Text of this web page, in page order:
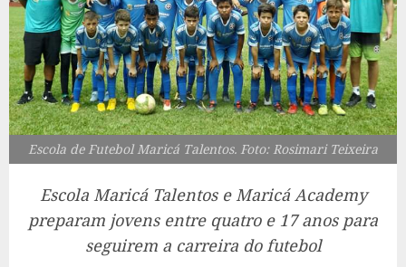
Escola de Futebol Maricá Talentos. Foto: Rosimari Teixeira
Escola Maricá Talentos e Maricá Academy
preparam jovens entre quatro e 17 anos para
seguirem a carreira do futebol